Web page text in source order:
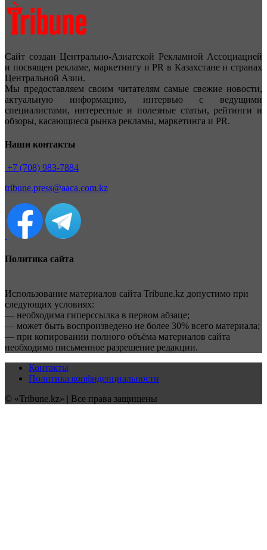
Сайт создан Центрально-Азиатской Рекламной Ассоциацией
и посвящен рекламе, маркетингу и PR в Казахстане и странах
Центральной Азии.
Мы предоставляем своим читателям самые свежие новости,
актуальную информацию, интервью с ведущими
специалистами, интересные и полезные статьи, рейтинги и
обзоры, касающиеся рынка рекламы, маркетинга и PR.
Наши контакты
+7 (708) 983-7884
tribune.press@aaca.com.kz
Политика сайта
Использование материалов сайта Tribune.kz допустимо при
следующих условиях:
— необходима гиперссылка в первом абзаце;
— может быть воспроизведено не более 30% всего материала;
— при копировании полного объёма материалов сайта
необходимо письменное разрешение редакции.
Контакты
Политика конфиденциальности
© «Tribune.kz» | Все права защищены